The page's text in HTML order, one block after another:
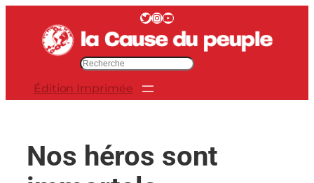
contenu
Twitter InstagramYouTube
Édition Imprimée
Nos héros sont